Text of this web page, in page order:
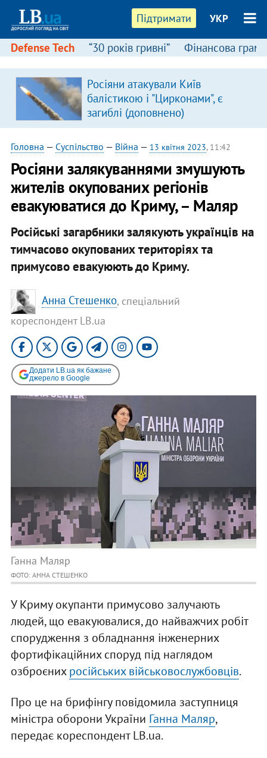
Підтримати УКР
Defense Tech “30 років гривні” Фінансова
Росіяни атакували Київ
балістикою і "Цирконами", є
загиблі (доповнено)
Головна — Суспільство — Війна — 13 квітня 2023, 11:42
​Росіяни залякуваннями змушують
жителів окупованих регіонів
евакуюватися до Криму, – Маляр
Російські загарбники залякують українців на
тимчасово окупованих територіях та
примусово евакуюють до Криму.
Анна Стешенко, спеціальний
кореспондент LB.ua
Додати LB.ua як бажане
джерело в Google
Ганна Маляр
ФОТО: АННА СТЕШЕНКО
У Криму окупанти примусово залучають
людей, що евакуювалися, до найважчих робіт
спорудження з обладнання інженерних
фортифікаційних споруд під наглядом
озброєнихросійських військовослужбовців.
Про це на брифінгу повідомила заступниця
міністра оборони України Ганна Маляр,
передає кореспондент LB.ua.